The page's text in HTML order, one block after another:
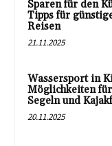
Sparen für den
Tipps für
Reisen
21.11.2025
Wassersport in
Möglichkeiten
Segeln und
20.11.2025